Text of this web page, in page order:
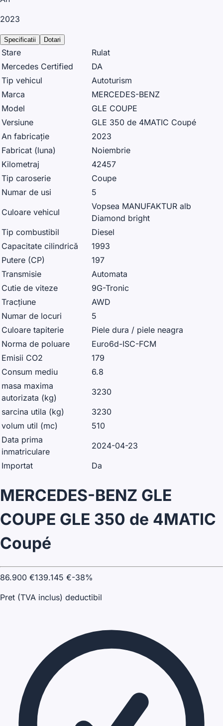
2023
Specificatii Dotari
Stare
Rulat
Mercedes Certified
DA
Tip vehicul
Autoturism
Marca
MERCEDES-BENZ
Model
GLE COUPE
Versiune
GLE 350 de 4MATIC Coupé
An fabricație
2023
Fabricat (luna)
Noiembrie
Kilometraj
42457
Tip caroserie
Coupe
Numar de usi
5
Culoare vehicul
Vopsea MANUFAKTUR alb
Diamond bright
Tip combustibil
Diesel
Capacitate cilindrică
1993
Putere (CP)
197
Transmisie
Automata
Cutie de viteze
9G-Tronic
Tracțiune
AWD
Numar de locuri
5
Culoare tapiterie
Piele dura / piele neagra
Norma de poluare
Euro6d-ISC-FCM
Emisii CO2
179
Consum mediu
6.8
masa maxima
autorizata (kg)
3230
sarcina utila (kg)
3230
volum util (mc)
510
Data prima
inmatriculare
2024-04-23
Importat
Da
MERCEDES-BENZ GLE
COUPE GLE 350 de 4MATIC
Coupé
86.900 €139.145 €-38%
Pret (TVA inclus) deductibil